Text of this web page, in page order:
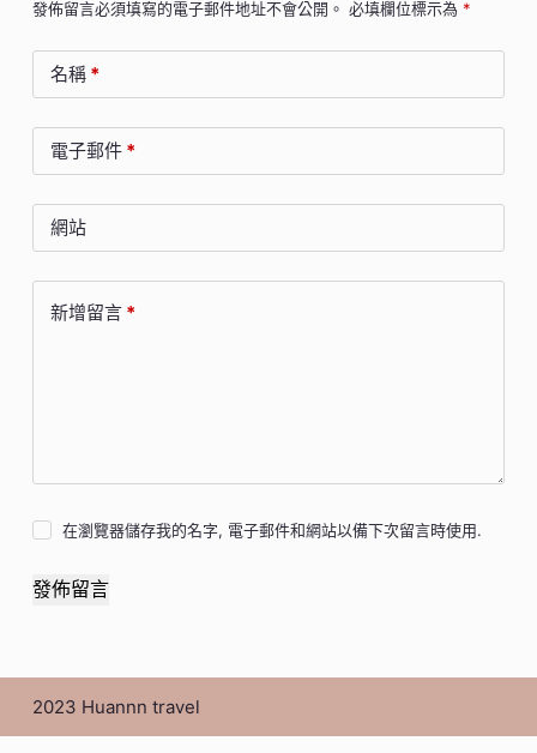
發佈留言必須填寫的電子郵件地址不會公開。 必填欄位標示為 *
名稱*
電子郵件*
網站
新增留言*
在瀏覽器儲存我的名字, 電子郵件和網站以備下次留言時使用.
發佈留言
2023 Huannn travel